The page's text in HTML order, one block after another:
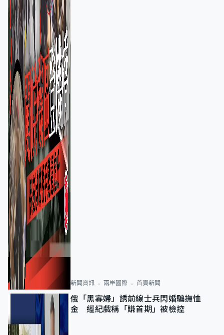
新聞資訊 兩岸國際 首頁新聞
俄「黑寡婦」誘前線士兵閃婚騙撫恤
金 經紀戲稱「賺首期」被檢控